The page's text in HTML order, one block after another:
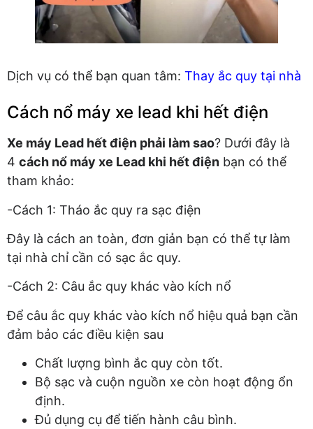
Dịch vụ có thể bạn quan tâm: Thay ắc quy tại nhà
Cách nổ máy xe lead khi hết điện
Xe máy Lead hết điện phải làm sao? Dưới đây là
4 cách nổ máy xe Lead khi hết điện bạn có thể
tham khảo:
-Cách 1: Tháo ắc quy ra sạc điện
Đây là cách an toàn, đơn giản bạn có thể tự làm
tại nhà chỉ cần có sạc ắc quy.
-Cách 2: Câu ắc quy khác vào kích nổ
Để câu ắc quy khác vào kích nổ hiệu quả bạn cần
đảm bảo các điều kiện sau
Chất lượng bình ắc quy còn tốt.
Bộ sạc và cuộn nguồn xe còn hoạt động ổn
định.
Đủ dụng cụ để tiến hành câu bình.